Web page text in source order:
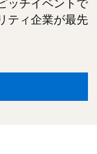
ティ企業が最先